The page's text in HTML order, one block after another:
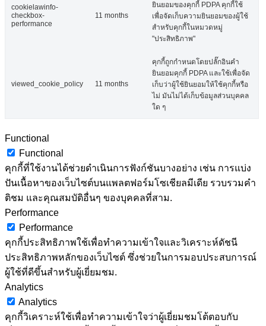
cookielawinfo-
checkbox-
performance
11 months
ยินยอมของคุกกี้ PDPA คุกกี้ใช้
เพื่อจัดเก็บความยินยอมของผู้ใช้
สำหรับคุกกี้ในหมวดหมู่
"ประสิทธิภาพ"
viewed_cookie_policy 11 months
คุกกี้ถูกกำหนดโดยปลั๊กอินคำ
ยินยอมคุกกี้ PDPA และใช้เพื่อจัด
เก็บว่าผู้ใช้ยินยอมให้ใช้คุกกี้หรือ
ไม่ มันไม่ได้เก็บข้อมูลส่วนบุคคล
ใด ๆ
Functional
Functional
คุกกี้ที่ใช้งานได้ช่วยดำเนินการฟังก์ชันบางอย่าง เช่น การแบ่ง
ปันเนื้อหาของเว็บไซต์บนแพลตฟอร์มโซเชียลมีเดีย รวบรวมคำ
ติชม และคุณสมบัติอื่นๆ ของบุคคลที่สาม.
Performance
Performance
คุกกี้ประสิทธิภาพใช้เพื่อทำความเข้าใจและวิเคราะห์ดัชนี
ประสิทธิภาพหลักของเว็บไซต์ ซึ่งช่วยในการมอบประสบการณ์
ผู้ใช้ที่ดีขึ้นสำหรับผู้เยี่ยมชม.
Analytics
Analytics
คุกกี้วิเคราะห์ใช้เพื่อทำความเข้าใจว่าผู้เยี่ยมชมโต้ตอบกับ